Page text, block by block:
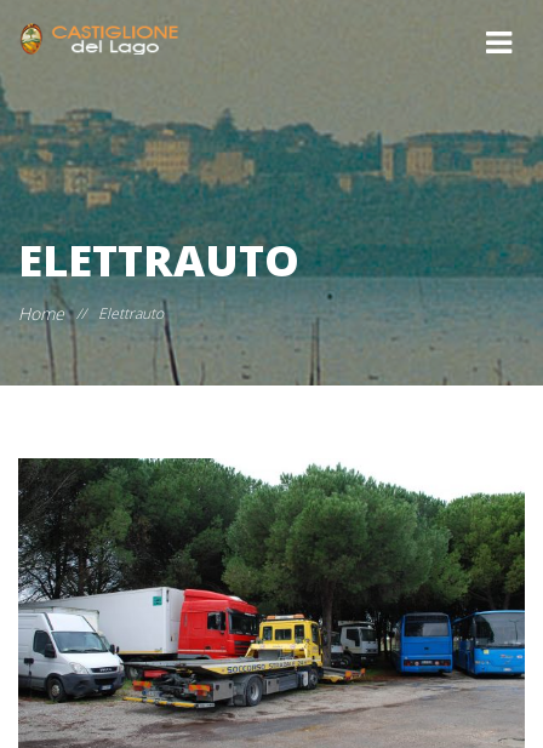
ELETTRAUTO
Home // Elettrauto